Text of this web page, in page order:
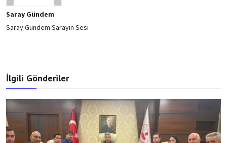
Saray Gündem
Saray Gündem Sarayın Sesi
İlgili Gönderiler